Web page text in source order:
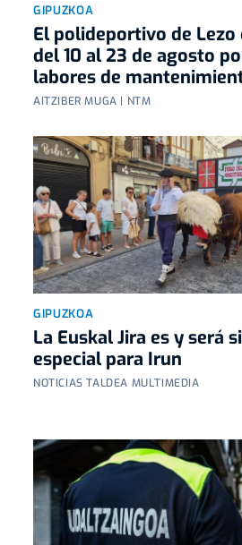
GIPUZKOA
El polideportivo de Lezo
del 10 al 23 de agosto
labores de
AITZIBER MUGA | NTM
GIPUZKOA
La Euskal Jira es y será
especial para Irun
NOTICIAS TALDEA MULTIMEDIA